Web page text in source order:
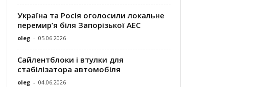
Україна та Росія оголосили локальне
перемир’я біля Запорізької АЕС
oleg - 05.06.2026
Сайлентблоки і втулки для
стабілізатора автомобіля
oleg - 04.06.2026